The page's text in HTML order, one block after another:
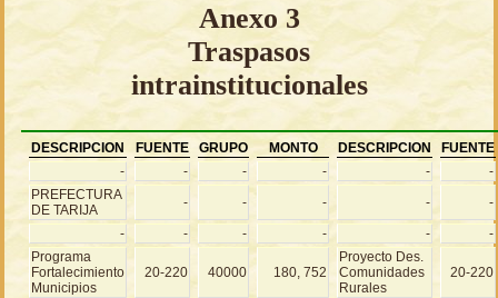
Anexo 3
Traspasos
intrainstitucionales
DESCRIPCION FUENTE GRUPO MONTO DESCRIPCION
FUENTE
-
- - - -
-
PREFECTURA
DE TARIJA
- - - -
-
-
- - - -
-
Programa
Fortalecimiento
Municipios
20-220 40000 180, 752
Proyecto Des.
Comunidades
Rurales
20-220